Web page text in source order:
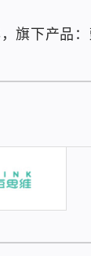
旗下产品：